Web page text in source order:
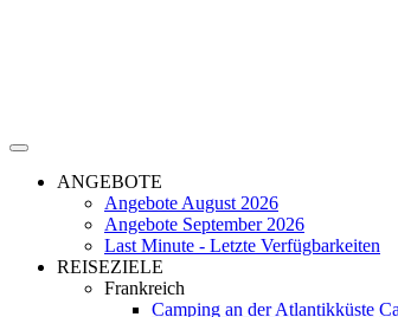
ANGEBOTE
Angebote August 2026
Angebote September 2026
Last Minute - Letzte Verfügbarkeiten
REISEZIELE
Frankreich
Camping an der Atlantikküste